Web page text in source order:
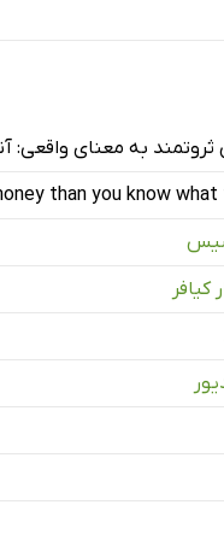
به معنای واقعی:
than you know